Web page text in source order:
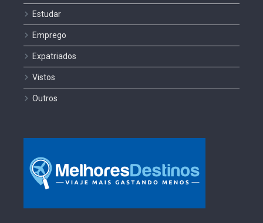
Estudar
Emprego
Expatriados
Vistos
Outros